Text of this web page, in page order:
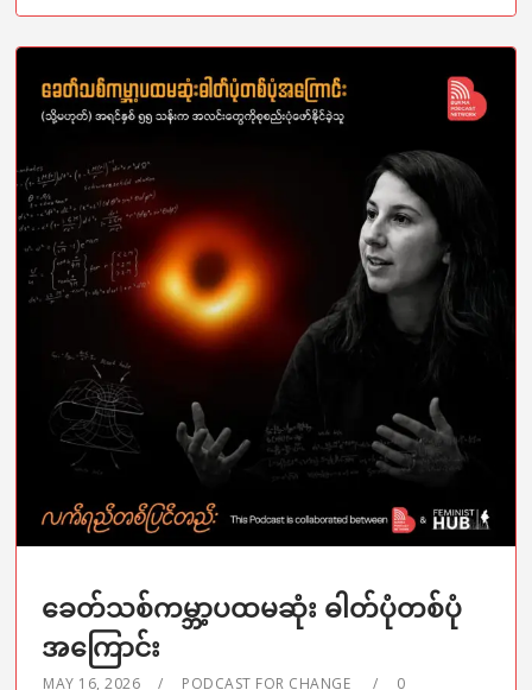
ခေတ်သစ်ကမ္ဘာ့ပထမဆုံး ဓါတ်ပုံတစ်ပုံ
အကြောင်း
MAY 16, 2026 PODCAST FOR CHANGE
0